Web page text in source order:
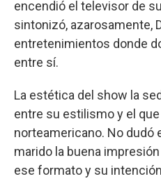
encendió el televisor de
sintonizó, azarosamente,
entretenimientos donde
entre sí.
La estética del show la
entre su estilismo y el
norteamericano. No dudó
marido la buena
ese formato y su